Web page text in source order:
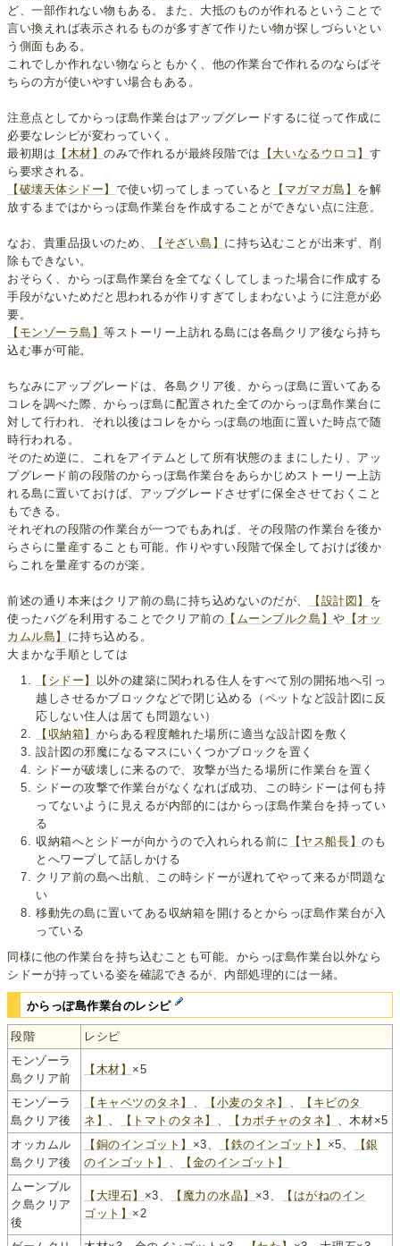
ど、一部作れない物もある。また、大抵のものが作れるということで
言い換えれば表示されるものが多すぎて作りたい物が探しづらいとい
う側面もある。
これでしか作れない物ならともかく、他の作業台で作れるのならばそ
ちらの方が使いやすい場合もある。
注意点としてからっぽ島作業台はアップグレードするに従って作成に
必要なレシピが変わっていく。
最初期は 【木材】のみで作れるが最終段階では 【大いなるウロコ】 す
ら要求される。
【破壊天体シドー】 で使い切ってしまっていると 【マガマガ島】 を解
放するまではからっぽ島作業台を作成することができない点に注意。
なお、貴重品扱いのため、 【そざい島】 に持ち込むことが出来ず、削
除もできない。
おそらく、からっぽ島作業台を全てなくしてしまった場合に作成する
手段がないためだと思われるが作りすぎてしまわないように注意が必
要。
【モンゾーラ島】等ストーリー上訪れる島には各島クリア後なら持ち
込む事が可能。
ちなみにアップグレードは、各島クリア後、からっぽ島に置いてある
コレを調べた際、からっぽ島に配置された全てのからっぽ島作業台に
対して行われ、それ以後はコレをからっぽ島の地面に置いた時点で随
時行われる。
そのため逆に、これをアイテムとして所有状態のままにしたり、アッ
プグレード前の段階のからっぽ島作業台をあらかじめストーリー上訪
れる島に置いておけば、アップグレードさせずに保全させておくこと
もできる。
それぞれの段階の作業台が一つでもあれば、その段階の作業台を後か
らさらに量産することも可能。作りやすい段階で保全しておけば後か
らこれを量産するのが楽。
前述の通り本来はクリア前の島に持ち込めないのだが、 【設計図】 を
使ったバグを利用することでクリア前の 【ムーンブルク島】や 【オッ
カムル島】 に持ち込める。
大まかな手順としては
【シドー】
以外の建築に関われる住人をすべて別の開拓地へ引っ
越しさせるかブロックなどで閉じ込める（ペットなど設計図に反
応しない住人は居ても問題ない）
【収納箱】 からある程度離れた場所に適当な設計図を敷く
設計図の邪魔になるマスにいくつかブロックを置く
シドーが破壊しに来るので、攻撃が当たる場所に作業台を置く
シドーの攻撃で作業台がなくなれば成功、この時シドーは何も持
ってないように見えるが内部的にはからっぽ島作業台を持ってい
る
収納箱へとシドーが向かうので入れられる前に
【ヤス船長】のも
とへワープして話しかける
クリア前の島へ出航、この時シドーが遅れてやって来るが問題な
い
移動先の島に置いてある収納箱を開けるとからっぽ島作業台が入
っている
同様に他の作業台を持ち込むことも可能。からっぽ島作業台以外なら
シドーが持っている姿を確認できるが、内部処理的には一緒。
からっぽ島作業台のレシピ
段階
レシピ
モンゾーラ
島クリア前
【木材】 ×5
モンゾーラ
島クリア後
【キャベツのタネ】 【小麦のタネ】
【キビのタ
ネ】
【トマトのタネ】 【カボチャのタネ】
、木材×5
オッカムル
島クリア後
【銅のインゴット】 ×3、 【鉄のインゴット】 ×5、
【銀
のインゴット】
【金のインゴット】
ムーンブル
ク島クリア
後
【大理石】 ×3、 【魔力の水晶】 ×3、
【はがねのイン
ゴット】 ×2